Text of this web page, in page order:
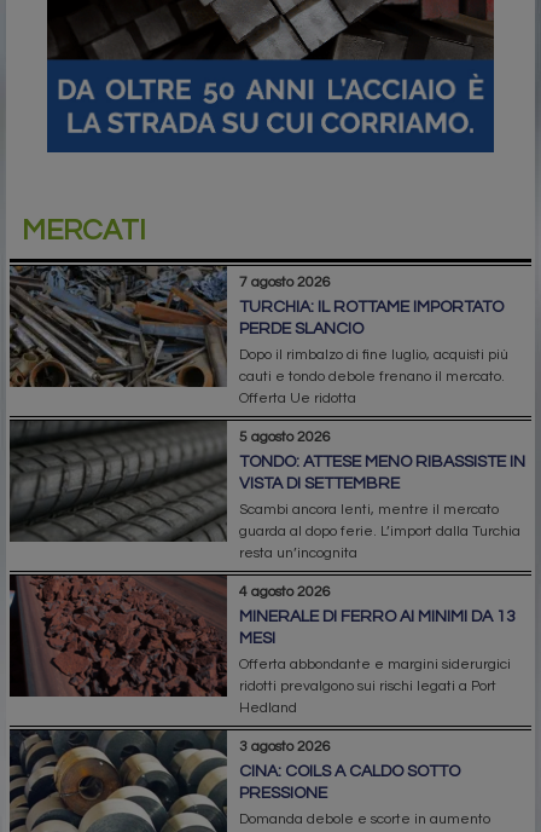
MERCATI
7 agosto 2026
TURCHIA: IL ROTTAME IMPORTATO
PERDE SLANCIO
Dopo il rimbalzo di fine luglio, acquisti più
cauti e tondo debole frenano il mercato.
Offerta Ue ridotta
5 agosto 2026
TONDO: ATTESE MENO RIBASSISTE IN
VISTA DI SETTEMBRE
Scambi ancora lenti, mentre il mercato
guarda al dopo ferie. L’import dalla Turchia
resta un’incognita
4 agosto 2026
MINERALE DI FERRO AI MINIMI DA 13
MESI
Offerta abbondante e margini siderurgici
ridotti prevalgono sui rischi legati a Port
Hedland
3 agosto 2026
CINA: COILS A CALDO SOTTO
PRESSIONE
Domanda debole e scorte in aumento